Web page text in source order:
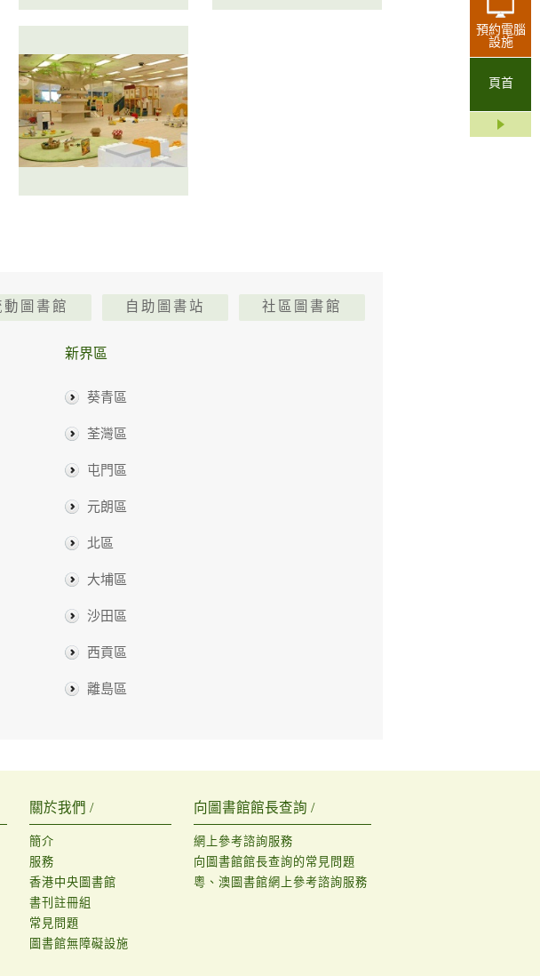
預約電腦
設施
頁首
動圖書館 自助圖書站 社區圖書館
新界區
葵青區
荃灣區
屯門區
元朗區
北區
大埔區
沙田區
西貢區
離島區
關於我們 /
簡介
服務
香港中央圖書館
書刊註冊組
常見問題
圖書館無障礙設施
向圖書館館長查詢 /
網上參考諮詢服務
向圖書館館長查詢的常見問題
粵、澳圖書館網上參考諮詢服務